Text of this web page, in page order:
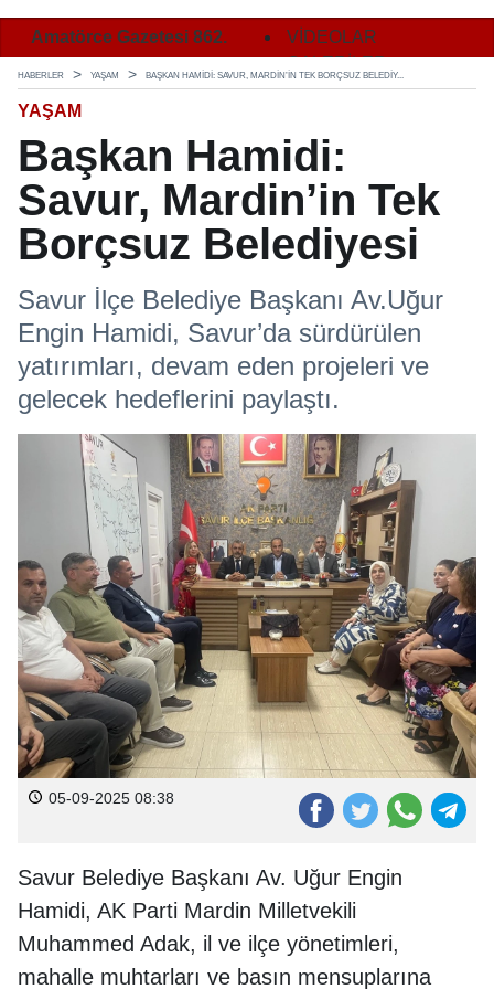
Amatörce Gazetesi 862.
Sayı 2. Sayfa
Amatörce Gazetesi 862.
Sayı 3. Sayfa
VİDEOLAR
GALERİLER
HABERLER YAŞAM BAŞKAN HAMIDI: SAVUR, MARDIN’IN TEK BORÇSUZ BELEDIY...
YAŞAM
Başkan Hamidi:
Savur, Mardin’in Tek
Borçsuz Belediyesi
Savur İlçe Belediye Başkanı Av.Uğur
Engin Hamidi, Savur’da sürdürülen
yatırımları, devam eden projeleri ve
gelecek hedeflerini paylaştı.
05-09-2025 08:38
Savur Belediye Başkanı Av. Uğur Engin
Hamidi, AK Parti Mardin Milletvekili
Muhammed Adak, il ve ilçe yönetimleri,
mahalle muhtarları ve basın mensuplarına